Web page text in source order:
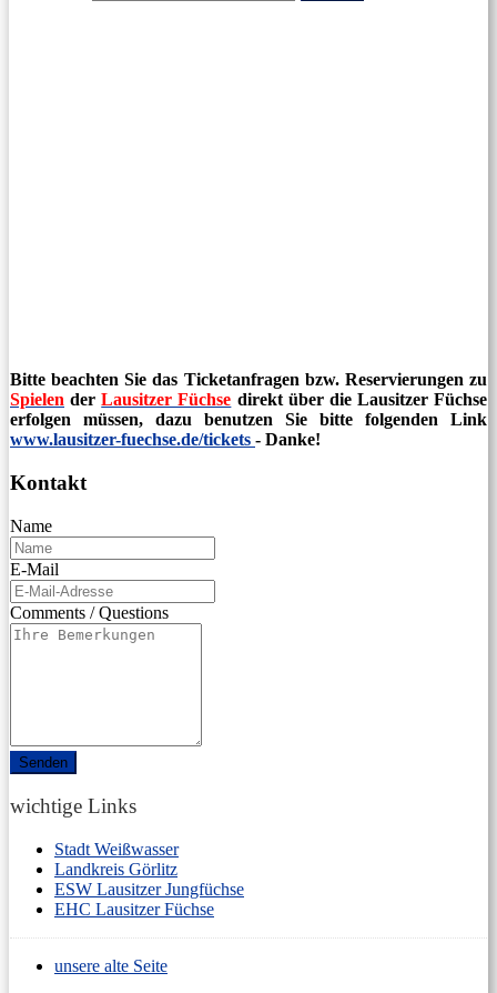
Bitte beachten Sie das Ticketanfragen bzw. Reservierungen zu
Spielen derLausitzer Füchse direkt über die Lausitzer Füchse
erfolgen müssen, dazu benutzen Sie bitte folgenden Link
www.lausitzer-fuechse.de/tickets - Danke!
Kontakt
Name
E-Mail
Comments / Questions
wichtige Links
Stadt Weißwasser
Landkreis Görlitz
ESW Lausitzer Jungfüchse
EHC Lausitzer Füchse
unsere alte Seite